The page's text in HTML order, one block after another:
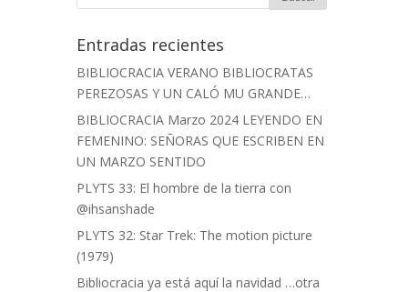
Entradas recientes
BIBLIOCRACIA VERANO BIBLIOCRATAS
PEREZOSAS Y UN CALÓ MU GRANDE…
BIBLIOCRACIA Marzo 2024 LEYENDO EN
FEMENINO: SEÑORAS QUE ESCRIBEN EN
UN MARZO SENTIDO
PLYTS 33: El hombre de la tierra con
@ihsanshade
PLYTS 32: Star Trek: The motion picture
(1979)
Bibliocracia ya está aquí la navidad …otra